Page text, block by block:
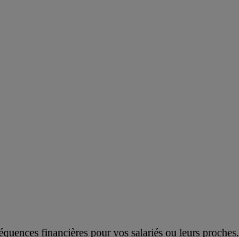
financières pour vos salariés ou leurs